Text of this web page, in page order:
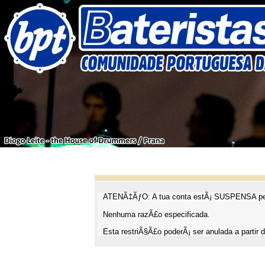
ATENÃ‡ÃƒO: A tua conta estÃ¡ SUSPENSA
Nenhuma razÃ£o especificada.
Esta restriÃ§Ã£o poderÃ¡ ser anulada a partir